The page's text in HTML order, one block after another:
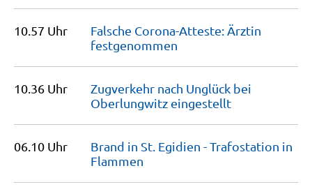
10.57 Uhr
Falsche Corona-Atteste: Ärztin
festgenommen
10.36 Uhr
Zugverkehr nach Unglück bei
Oberlungwitz eingestellt
06.10 Uhr
Brand in St. Egidien - Trafostation in
Flammen